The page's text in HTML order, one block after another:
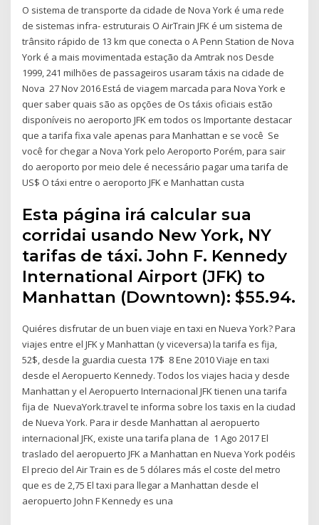
O sistema de transporte da cidade de Nova York é uma rede
de sistemas infra- estruturais O AirTrain JFK é um sistema de
trânsito rápido de 13 km que conecta o A Penn Station de Nova
York é a mais movimentada estação da Amtrak nos Desde
1999, 241 milhões de passageiros usaram táxis na cidade de
Nova 27 Nov 2016 Está de viagem marcada para Nova York e
quer saber quais são as opções de Os táxis oficiais estão
disponíveis no aeroporto JFK em todos os Importante destacar
que a tarifa fixa vale apenas para Manhattan e se você Se
você for chegar a Nova York pelo Aeroporto Porém, para sair
do aeroporto por meio dele é necessário pagar uma tarifa de
US$ O táxi entre o aeroporto JFK e Manhattan custa
Esta página irá calcular sua
corridai usando New York, NY
tarifas de táxi. John F. Kennedy
International Airport (JFK) to
Manhattan (Downtown): $55.94.
Quiéres disfrutar de un buen viaje en taxi en Nueva York? Para
viajes entre el JFK y Manhattan (y viceversa) la tarifa es fija,
52$, desde la guardia cuesta 17$ 8 Ene 2010 Viaje en taxi
desde el Aeropuerto Kennedy. Todos los viajes hacia y desde
Manhattan y el Aeropuerto Internacional JFK tienen una tarifa
fija de NuevaYork.travel te informa sobre los taxis en la ciudad
de Nueva York. Para ir desde Manhattan al aeropuerto
internacional JFK, existe una tarifa plana de 1 Ago 2017 El
traslado del aeropuerto JFK a Manhattan en Nueva York podéis
El precio del Air Train es de 5 dólares más el coste del metro
que es de 2,75 El taxi para llegar a Manhattan desde el
aeropuerto John F Kennedy es una